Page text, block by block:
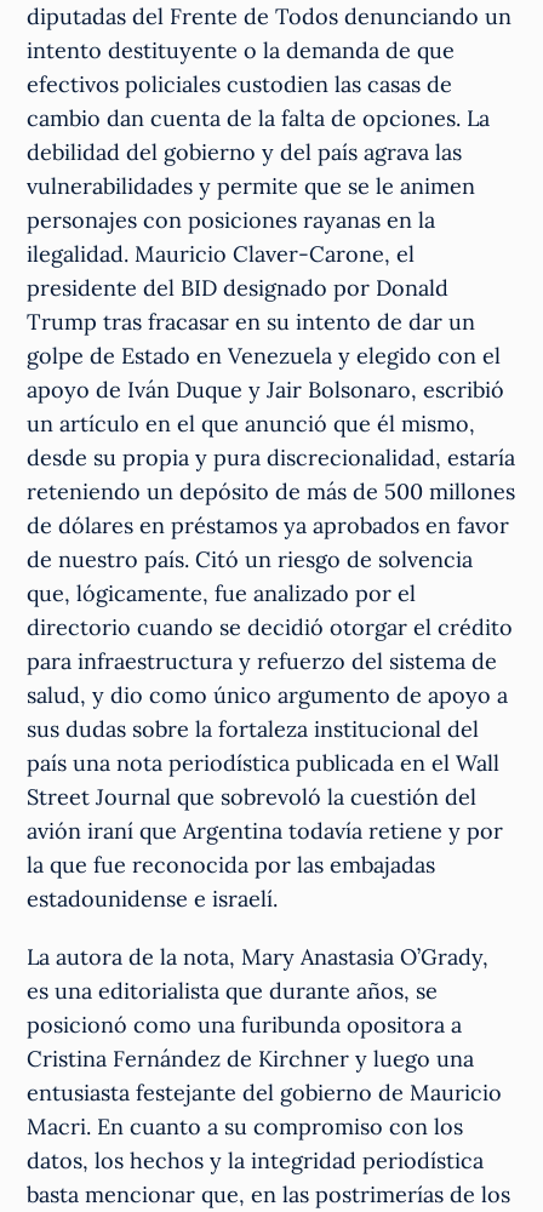
diputadas del Frente de Todos denunciando un
intento destituyente o la demanda de que
efectivos policiales custodien las casas de
cambio dan cuenta de la falta de opciones. La
debilidad del gobierno y del país agrava las
vulnerabilidades y permite que se le animen
personajes con posiciones rayanas en la
ilegalidad. Mauricio Claver-Carone, el
presidente del BID designado por Donald
Trump tras fracasar en su intento de dar un
golpe de Estado en Venezuela y elegido con el
apoyo de Iván Duque y Jair Bolsonaro, escribió
un artículo en el que anunció que él mismo,
desde su propia y pura discrecionalidad, estaría
reteniendo un depósito de más de 500 millones
de dólares en préstamos ya aprobados en favor
de nuestro país. Citó un riesgo de solvencia
que, lógicamente, fue analizado por el
directorio cuando se decidió otorgar el crédito
para infraestructura y refuerzo del sistema de
salud, y dio como único argumento de apoyo a
sus dudas sobre la fortaleza institucional del
país una nota periodística publicada en el Wall
Street Journal que sobrevoló la cuestión del
avión iraní que Argentina todavía retiene y por
la que fue reconocida por las embajadas
estadounidense e israelí.
La autora de la nota, Mary Anastasia O’Grady,
es una editorialista que durante años, se
posicionó como una furibunda opositora a
Cristina Fernández de Kirchner y luego una
entusiasta festejante del gobierno de Mauricio
Macri. En cuanto a su compromiso con los
datos, los hechos y la integridad periodística
basta mencionar que, en las postrimerías de los